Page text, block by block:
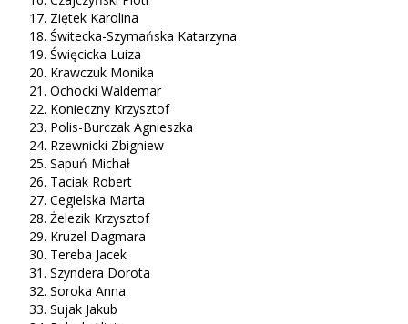
Ziętek Karolina
Świtecka-Szymańska Katarzyna
Święcicka Luiza
Krawczuk Monika
Ochocki Waldemar
Konieczny Krzysztof
Polis-Burczak Agnieszka
Rzewnicki Zbigniew
Sapuń Michał
Taciak Robert
Cegielska Marta
Żelezik Krzysztof
Kruzel Dagmara
Tereba Jacek
Szyndera Dorota
Soroka Anna
Sujak Jakub